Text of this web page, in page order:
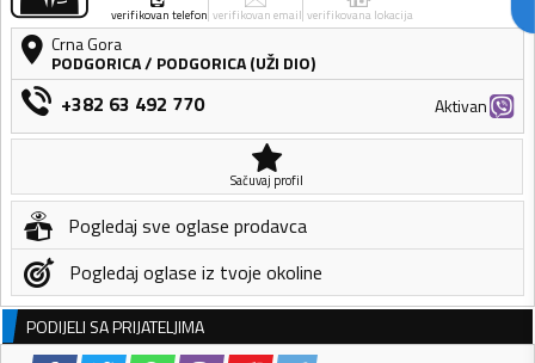
verifikovan telefon verifikovan email verifikovana lokacija
Crna Gora
PODGORICA/ PODGORICA (UŽI DIO)
+382 63 492 770 Aktivan
Sačuvaj profil
Pogledaj sve oglase prodavca
Pogledaj oglase iz tvoje okoline
PODIJELI SA PRIJATELJIMA